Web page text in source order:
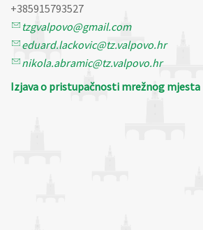
+385915793527
tzgvalpovo@gmail.com
eduard.lackovic@tz.valpovo.hr
nikola.abramic@tz.valpovo.hr
Izjava o pristupačnosti mrežnog mjesta